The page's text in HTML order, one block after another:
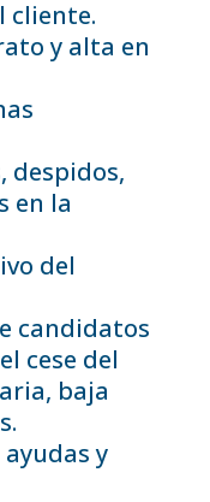
cliente.
y alta en
despidos,
en la
del
candidatos
cese del
baja
y